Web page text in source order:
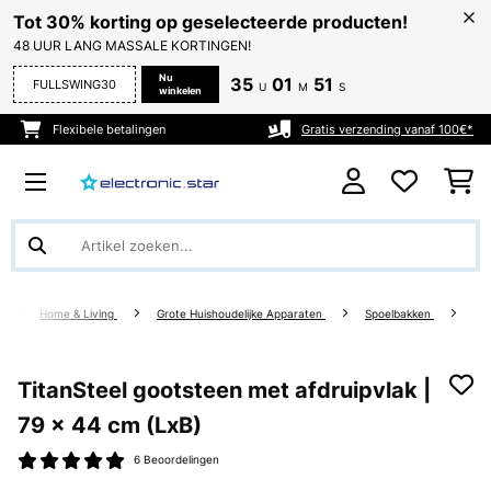
Tot 30% korting op geselecteerde producten!
48 UUR LANG MASSALE KORTINGEN!
FULLSWING30
Nu
winkelen
35 U 01 M 51 S
Flexibele betalingen Gratis verzending vanaf 100€*
Home & Living Grote Huishoudelijke Apparaten Spoelbakken
TitanSteel gootsteen met afdruipvlak |
79 x 44 cm (LxB)
6 Beoordelingen